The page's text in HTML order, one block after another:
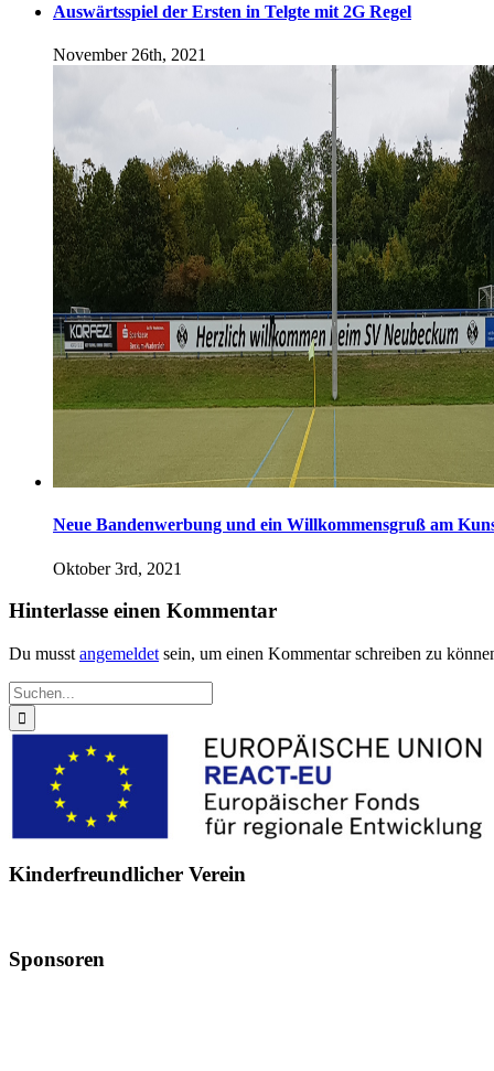
Auswärtsspiel der Ersten in Telgte mit 2G Regel
November 26th, 2021
Neue Bandenwerbung und ein Willkommensgruß am
Oktober 3rd, 2021
Hinterlasse einen Kommentar
Du musst angemeldet sein, um einen Kommentar schreiben zu
Suche
nach:
Kinderfreundlicher Verein
Sponsoren